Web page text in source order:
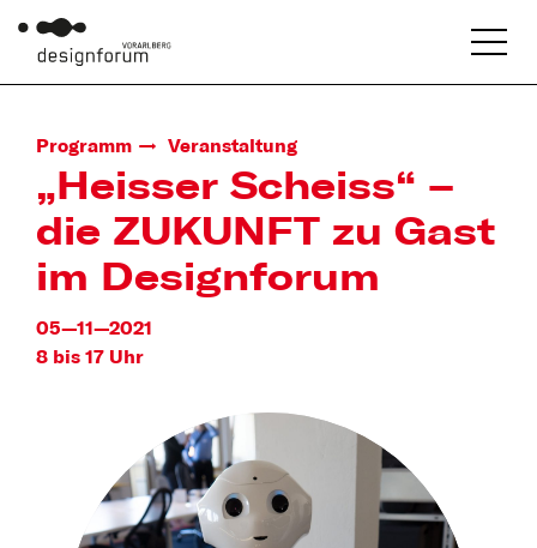
Programm Veranstaltung
„Heisser Scheiss“ –
die ZUKUNFT zu Gast
im Designforum
05—11—2021
8 bis 17 Uhr